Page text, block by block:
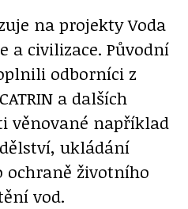
na projekty Voda
a civilizace. Původní
odborníci z
a dalších
věnované například
ukládání
ochraně životního
vod.